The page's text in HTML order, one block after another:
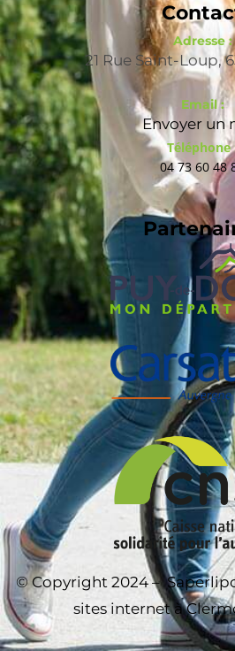
Adresse :
21 Rue Saint-Loup,
Email :
Envoyer un
Téléphone
04 73 60 48
© Copyright 2024 –
sites internet à